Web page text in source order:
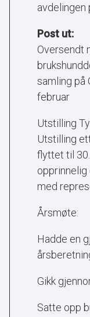
avdelingen
Post ut:
Oversendt
samling på
februar
Utstilling
Utstilling
flyttet til
med
Årsmøte:
Hadde en
Gikk
Satte opp